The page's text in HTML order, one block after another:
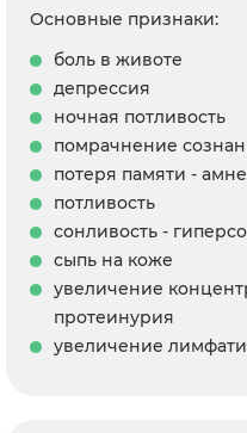
Основные признаки:
боль в животе
депрессия
ночная потливость
помрачнение
потеря памяти -
потливость
сонливость -
сыпь на коже
увеличение
протеинурия
увеличение